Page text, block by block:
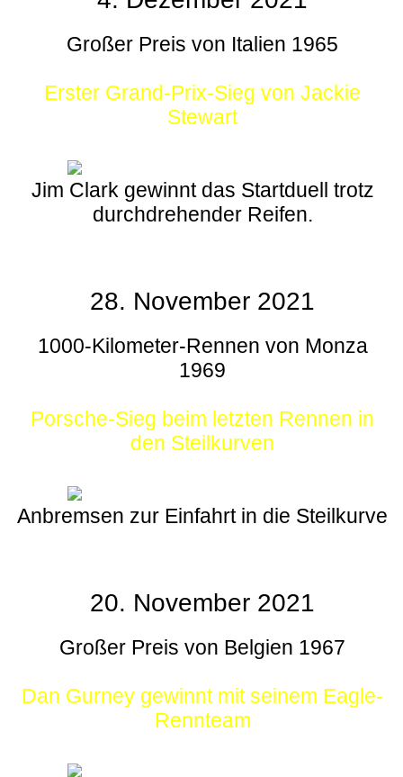
Großer Preis von Italien 1965
Erster Grand-Prix-Sieg von Jackie
Stewart
Jim Clark gewinnt das Startduell trotz
durchdrehender Reifen.
28. November 2021
1000-Kilometer-Rennen von Monza
1969
Porsche-Sieg beim letzten Rennen in
den Steilkurven
Anbremsen zur Einfahrt in die Steilkurve
20. November 2021
Großer Preis von Belgien 1967
Dan Gurney gewinnt mit seinem Eagle-
Rennteam